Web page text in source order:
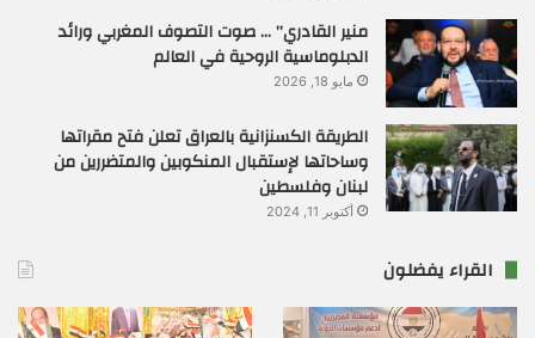
منير القادري” … صوت التصوف المغربي ورائد
الدبلوماسية الروحية في العالم
مايو 18, 2026
الطريقة الكسنزانية بالعراق تعلن فتح مقراتها
وساحاتها لإستقبال المنكوبين والمتضررين من
لبنان وفلسطين
أكتوبر 11, 2024
القراء يفضلون